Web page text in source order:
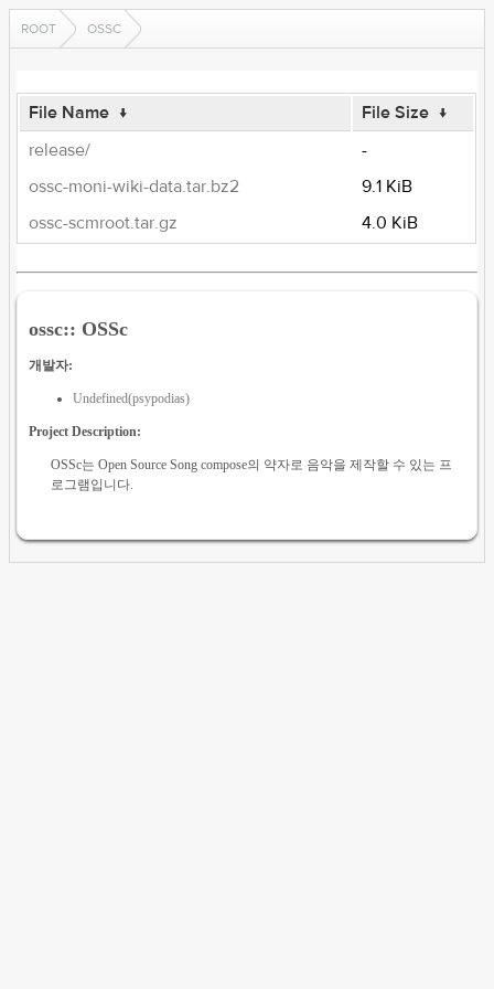
ROOT OSSC
File Name ↓ File Size ↓
release/
-
ossc-moni-wiki-data.tar.bz2
9.1 KiB
ossc-scmroot.tar.gz
4.0 KiB
ossc:: OSSc
개발자:
Undefined(psypodias)
Project Description:
OSSc는 Open Source Song compose의 약자로 음악을 제작할 수 있는 프
로그램입니다.